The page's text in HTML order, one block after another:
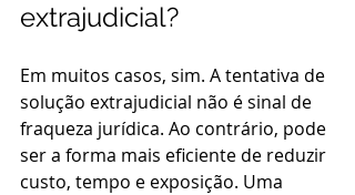
extrajudicial?
Em muitos casos, sim. A tentativa de
solução extrajudicial não é sinal de
fraqueza jurídica. Ao contrário, pode
ser a forma mais eficiente de reduzir
custo, tempo e exposição. Uma